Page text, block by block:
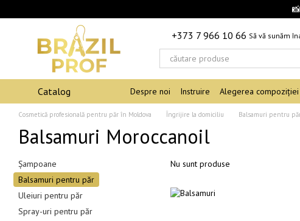
+373 7 966 10 66 Să vă sunăm
Catalog Despre noi Instruire Alegerea compoziției
Cosmetică profesională pentru păr în Moldova Îngrijire la domiciliu Balsamuri pentru
Balsamuri Moroccanoil
Nu sunt produse
Șampoane
Balsamuri pentru păr
Uleiuri pentru păr
Spray-uri pentru păr